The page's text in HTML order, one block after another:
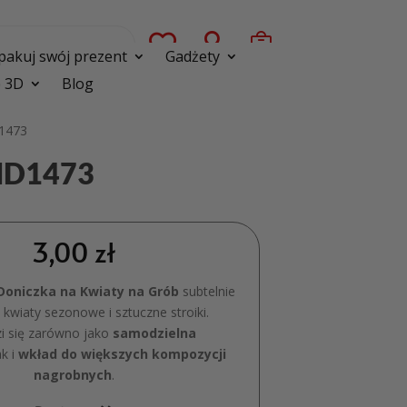
  
swój prezent
Gadżety
3D Blog
3,00 zł
na Kwiaty na Grób subtelnie
sezonowe i sztuczne stroiki.
się zarówno jako samodzielna
i wkład do większych kompozycji
nagrobnych.